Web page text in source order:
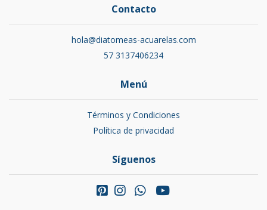
Contacto
hola@diatomeas-acuarelas.com
57 3137406234
Menú
Términos y Condiciones
Política de privacidad
Síguenos